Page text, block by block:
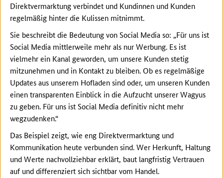
Direktvermarktung verbindet und Kundinnen und Kunden
regelmäßig hinter die Kulissen mitnimmt.
Sie beschreibt die Bedeutung von Social Media so: „Für uns ist
Social Media mittlerweile mehr als nur Werbung. Es ist
vielmehr ein Kanal geworden, um unsere Kunden stetig
mitzunehmen und in Kontakt zu bleiben. Ob es regelmäßige
Updates aus unserem Hofladen sind oder, um unseren Kunden
einen transparenten Einblick in die Aufzucht unserer Wagyus
zu geben. Für uns ist Social Media definitiv nicht mehr
wegzudenken.“
Das Beispiel zeigt, wie eng Direktvermarktung und
Kommunikation heute verbunden sind. Wer Herkunft, Haltung
und Werte nachvollziehbar erklärt, baut langfristig Vertrauen
auf und differenziert sich sichtbar vom Handel.